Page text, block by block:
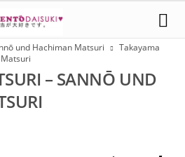
und Hachiman Matsuri
Takayama
– SANNŌ UND